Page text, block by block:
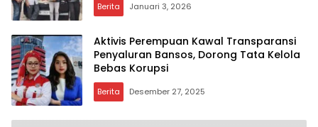
Berita Januari 3, 2026
Aktivis Perempuan Kawal Transparansi
Penyaluran Bansos, Dorong Tata Kelola
Bebas Korupsi
Berita Desember 27, 2025